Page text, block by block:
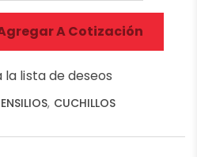
A Cotización
la lista de deseos
, CUCHILLOS